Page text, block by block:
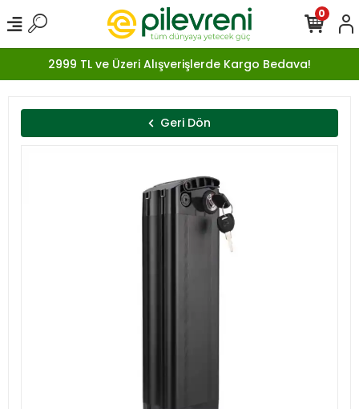
2999 TL ve Üzeri Alışverişlerde Kargo Bedava!
0
Geri Dön